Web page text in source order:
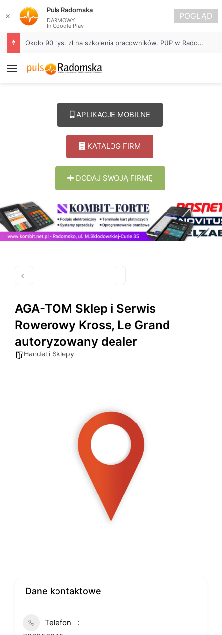
Około 90 tys. zł na szkolenia pracowników. PUP w Radomsku ogłasza nabór wniosków
Menu
APLIKACJE MOBILNE
KATALOG FIRM
DODAJ SWOJĄ FIRMĘ
AGA-TOM Sklep i Serwis
Rowerowy Kross, Le Grand
autoryzowany dealer
Handel i Sklepy
Dane kontaktowe
Telefon
✕
Puls Radomska
DARMOWY
In Google Play
POGLĄD